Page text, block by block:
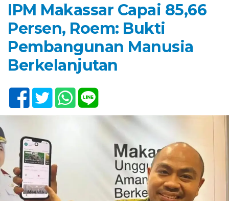
IPM Makassar Capai 85,66
Persen, Roem: Bukti
Pembangunan Manusia
Berkelanjutan